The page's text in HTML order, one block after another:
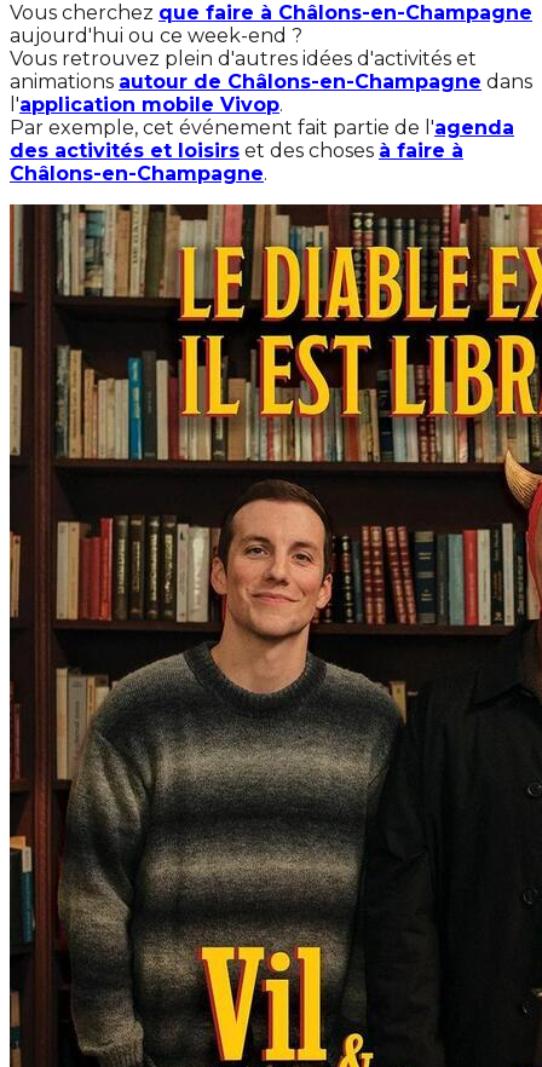
Vous cherchez que faire à Châlons-en-Champagne
aujourd'hui ou ce week-end ?
Vous retrouvez plein d'autres idées d'activités et
animations autour de Châlons-en-Champagne dans
l'application mobile Vivop.
Par exemple, cet événement fait partie de l'agenda
des activités et loisirs et des choses à faire à
Châlons-en-Champagne.